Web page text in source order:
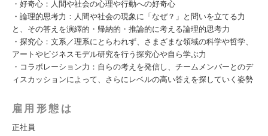
・好奇心：人間や社会の心理や行動への好奇心
・論理的思考力：人間や社会の現象に「なぜ？」と問いを立てる力
と、その答えを演繹的・帰納的・推論的に考える論理的思考力
・探究心：文系／理系にとらわれず、さまざまな領域の科学や哲学、
アートやビジネスモデル研究を行う探究心や自ら学ぶ力
・コラボレーション力：自らの考えを発信し、チームメンバーとのデ
ィスカッションによって、さらにレベルの高い答えを探していく姿勢
雇用形態は
正社員